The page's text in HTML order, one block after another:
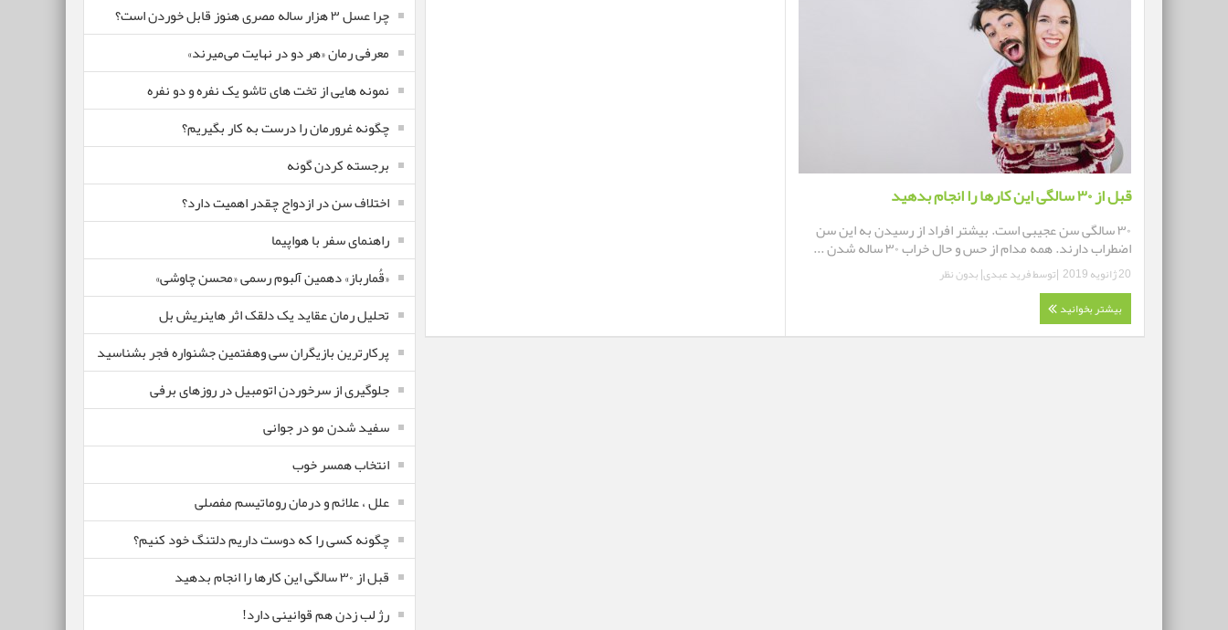
قبل از ۳۰ سالگی این کارها را انجام بدهید
۳۰ سالگی سن عجیبی است. بیشتر افراد از رسیدن به این سن
اضطراب دارند. همه مدام از حس و حال خراب ۳۰ ساله شدن ...
20 ژانویه 2019 |توسطفرید عبدی|بدون نظر
بیشتر بخوانید
چرا عسل ۳ هزار ساله‌ مصری هنوز قابل خوردن است؟
معرفی رمان «هر دو در نهایت می‌میرند»
نمونه هایی از تخت های تاشو یک نفره و دو نفره
چگونه غرورمان را درست به کار بگیریم؟
برجسته کردن گونه
اختلاف سن در ازدواج چقدر اهمیت دارد؟
راهنمای سفر با هواپیما
«قُمارباز» دهمین آلبوم رسمی «محسن چاوشی»
تحلیل رمان عقاید یک دلقک اثر هاینریش بل
پرکارترین بازیگران سی وهفتمین جشنواره فجر بشناسید
جلوگیری از سرخوردن اتومبیل در روزهای برفی
سفید شدن مو در جوانی
انتخاب همسر خوب
علل ، علائم و درمان روماتیسم مفصلی
چگونه کسی را که دوست داریم دلتنگ خود کنیم؟
قبل از ۳۰ سالگی این کارها را انجام بدهید
رژ لب زدن هم قوانینی دارد!